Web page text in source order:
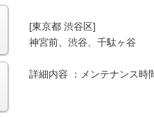
[東京都 渋谷区]
神宮前、渋谷、千駄ヶ谷
詳細内容 ：メンテナンス時